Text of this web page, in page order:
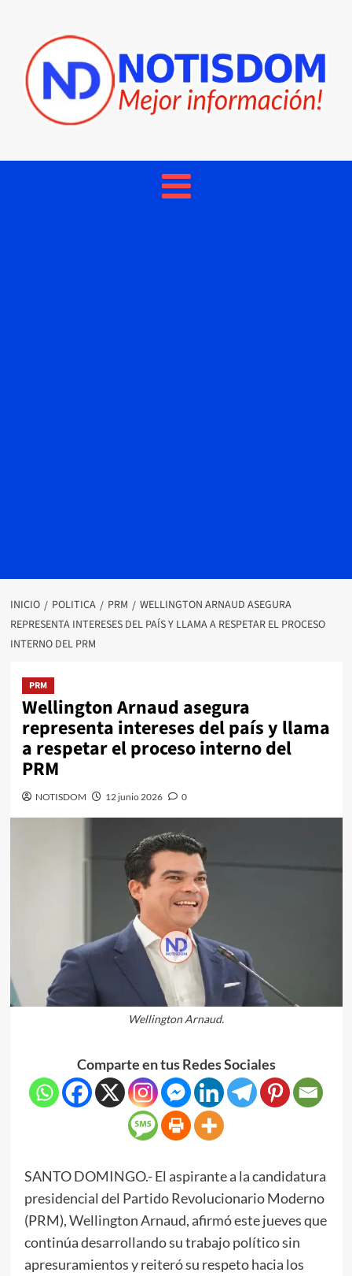
INICIO POLITICA PRM
WELLINGTON ARNAUD ASEGURA
REPRESENTA INTERESES DEL PAÍS Y LLAMA A RESPETAR EL PROCESO
INTERNO DEL PRM
PRM
Wellington Arnaud asegura
representa intereses del país y llama
a respetar el proceso interno del
PRM
NOTISDOM 12 junio 2026 0
Wellington Arnaud.
Comparte en tus Redes Sociales
SANTO DOMINGO.- El aspirante a la candidatura
presidencial del Partido Revolucionario Moderno
(PRM), Wellington Arnaud, afirmó este jueves que
continúa desarrollando su trabajo político sin
apresuramientos y reiteró su respeto hacia los